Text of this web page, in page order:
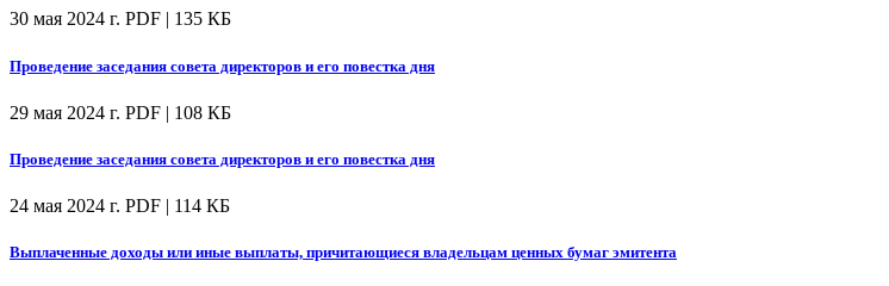
30 мая 2024 г. PDF | 135 КБ
Проведение заседания совета директоров и его повестка дня
29 мая 2024 г. PDF | 108 КБ
Проведение заседания совета директоров и его повестка дня
24 мая 2024 г. PDF | 114 КБ
Выплаченные доходы или иные выплаты, причитающиеся владельцам ценных бумаг эмитента